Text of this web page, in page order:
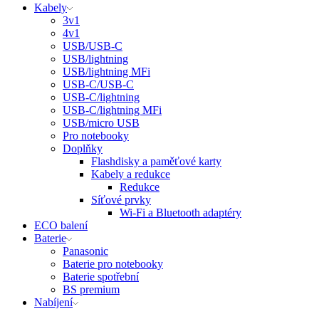
Kabely
3v1
4v1
USB/USB-C
USB/lightning
USB/lightning MFi
USB-C/USB-C
USB-C/lightning
USB-C/lightning MFi
USB/micro USB
Pro notebooky
Doplňky
Flashdisky a paměťové karty
Kabely a redukce
Redukce
Síťové prvky
Wi-Fi a Bluetooth adaptéry
ECO balení
Baterie
Panasonic
Baterie pro notebooky
Baterie spotřební
BS premium
Nabíjení